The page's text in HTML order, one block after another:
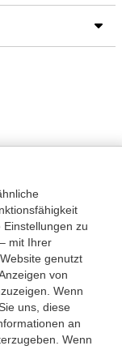
zu
mit Ihrer
genutzt
von
Wenn
uns, diese
an
Wenn